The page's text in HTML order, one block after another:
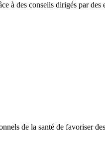
à des conseils dirigés par
de la santé de favoriser